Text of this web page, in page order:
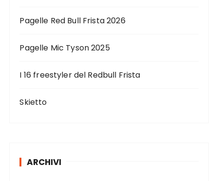
Pagelle Red Bull Frista 2026
Pagelle Mic Tyson 2025
I 16 freestyler del Redbull Frista
Skietto
ARCHIVI